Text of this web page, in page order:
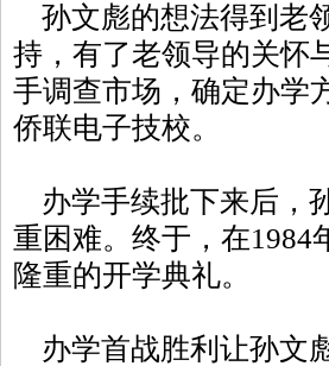
孙文彪的想法得到老
持，有了老领导的关怀
手调查市场，确定办学
侨联电子技校。
办学手续批下来后，
重困难。终于，在1984
隆重的开学典礼。
办学首战胜利让孙文